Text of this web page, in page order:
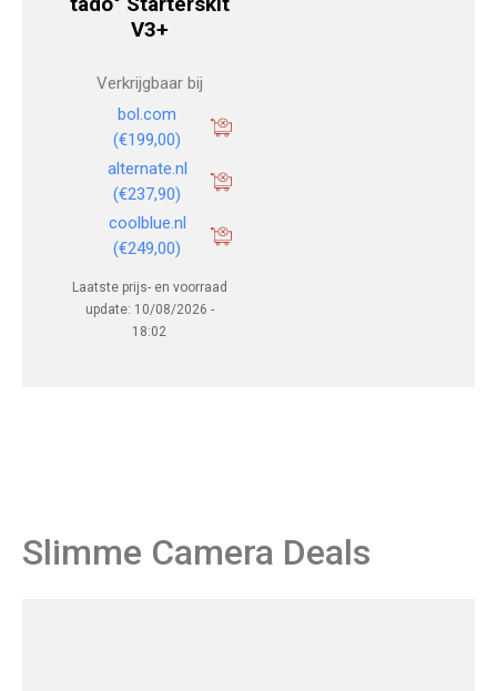
V3+
Verkrijgbaar bij
bol.com
(€199,00)
alternate.nl
(€237,90)
coolblue.nl
(€249,00)
Laatste prijs- en voorraad
update: 10/08/2026 -
18:02
Slimme Camera Deals